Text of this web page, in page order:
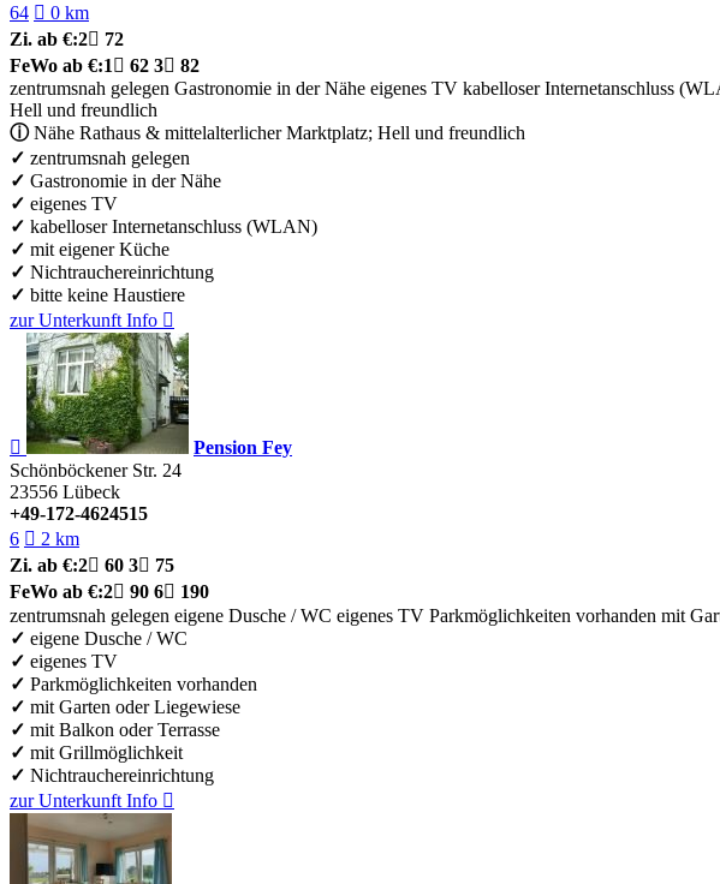
64  0 km
Zi. ab €:2 72
FeWo ab €:1 62 3 82
zentrumsnah gelegen Gastronomie in der Nähe eigenes TV kabelloser Internetanschluss
Hell und freundlich
ⓘNähe Rathaus & mittelalterlicher Marktplatz; Hell und freundlich
✓ zentrumsnah gelegen
✓ Gastronomie in der Nähe
✓ eigenes TV
✓ kabelloser Internetanschluss (WLAN)
✓ mit eigener Küche
✓ Nichtrauchereinrichtung
✓ bitte keine Haustiere
zur Unterkunft Info 

Pension Fey
Schönböckener Str. 24
23556 Lübeck
+49-172-4624515
6  2 km
Zi. ab €:2 60 3 75
FeWo ab €:2 90 6 190
zentrumsnah gelegen eigene Dusche / WC eigenes TV Parkmöglichkeiten vorhanden mit
✓ eigene Dusche / WC
✓ eigenes TV
✓ Parkmöglichkeiten vorhanden
✓ mit Garten oder Liegewiese
✓ mit Balkon oder Terrasse
✓ mit Grillmöglichkeit
✓ Nichtrauchereinrichtung
zur Unterkunft Info 